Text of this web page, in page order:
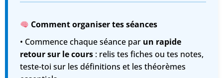
Comment organiser tes séances
• Commence chaque séance par un rapide
retour sur le cours : relis tes fiches ou tes notes,
teste-toi sur les définitions et les théorèmes